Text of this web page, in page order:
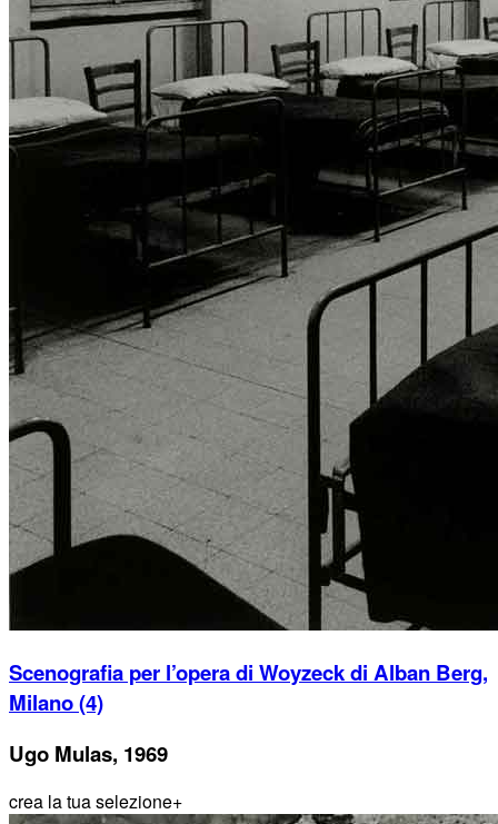
Scenografia per l’opera di Woyzeck di Alban Berg,
Milano (4)
Ugo Mulas, 1969
crea la tua selezione+